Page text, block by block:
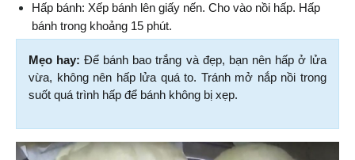
Hấp bánh: Xếp bánh lên giấy nến. Cho vào nồi hấp. Hấp
bánh trong khoảng 15 phút.
Mẹo hay: Để bánh bao trắng và đẹp, bạn nên hấp ở lửa
vừa, không nên hấp lửa quá to. Tránh mở nắp nồi trong
suốt quá trình hấp để bánh không bị xẹp.